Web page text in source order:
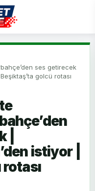
ses getirecek
golcü rotası
|
istiyor |